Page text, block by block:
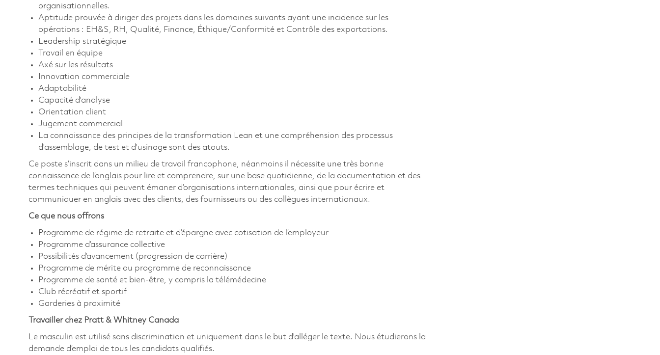
organisationnelles.
Aptitude prouvée à diriger des projets dans les domaines suivants ayant une incidence sur les
opérations : EH&S, RH, Qualité, Finance, Éthique/Conformité et Contrôle des exportations.
Leadership stratégique
Travail en équipe
Axé sur les résultats
Innovation commerciale
Adaptabilité
Capacité d'analyse
Orientation client
Jugement commercial
La connaissance des principes de la transformation Lean et une compréhension des processus
d'assemblage, de test et d'usinage sont des atouts.
Ce poste s’inscrit dans un milieu de travail francophone, néanmoins il nécessite une très bonne
connaissance de l’anglais pour lire et comprendre, sur une base quotidienne, de la documentation et des
termes techniques qui peuvent émaner d’organisations internationales, ainsi que pour écrire et
communiquer en anglais avec des clients, des fournisseurs ou des collègues internationaux.
Ce que nous offrons
Programme de régime de retraite et d’épargne avec cotisation de l’employeur
Programme d’assurance collective
Possibilités d’avancement (progression de carrière)
Programme de mérite ou programme de reconnaissance
Programme de santé et bien-être, y compris la télémédecine
Club récréatif et sportif
Garderies à proximité
Travailler chez Pratt & Whitney Canada
Le masculin est utilisé sans discrimination et uniquement dans le but d'alléger le texte. Nous étudierons la
demande d’emploi de tous les candidats qualifiés.